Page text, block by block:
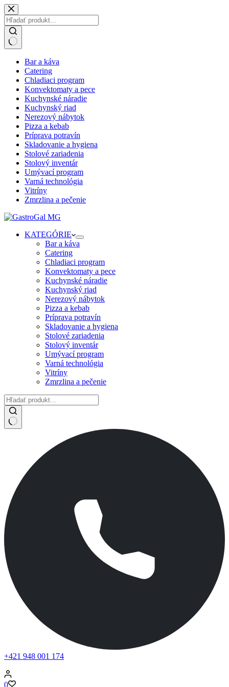
Skip
to
content
results Bar a káva
Catering
Chladiaci program
Konvektomaty a pece
Kuchynské náradie
Kuchynský riad
Nerezový nábytok
Pizza a kebab
Príprava potravín
Skladovanie a hygiena
Stolové zariadenia
Stolový inventár
Umývací program
Varná technológia
Vitríny
Zmrzlina a pečenie
KATEGÓRIE
Bar a káva
Catering
Chladiaci program
Konvektomaty a pece
Kuchynské náradie
Kuchynský riad
Nerezový nábytok
Pizza a kebab
Príprava potravín
Skladovanie a hygiena
Stolové zariadenia
Stolový inventár
Umývací program
Varná technológia
Vitríny
Zmrzlina a pečenie
+421 948 001 174
0